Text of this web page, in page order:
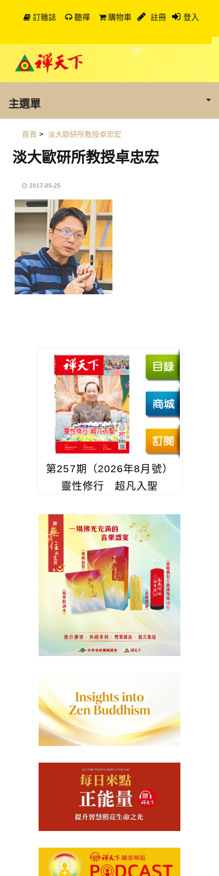
訂雜誌 聽禪 購物車 註冊 登入
主選單
首頁 > 淡大歐研所教授卓忠宏
淡大歐研所教授卓忠宏
2017-05-25
第257期（2026年8月號）
靈性修行 超凡入聖